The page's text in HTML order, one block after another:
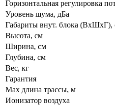
Горизонтальная регулировка
Уровень шума, дБа
Габариты внут. блока (ВхШхГ),
Высота, см
Ширина, см
Глубина, см
Вес, кг
Гарантия
Max длина трассы, м
Ионизатор воздуха